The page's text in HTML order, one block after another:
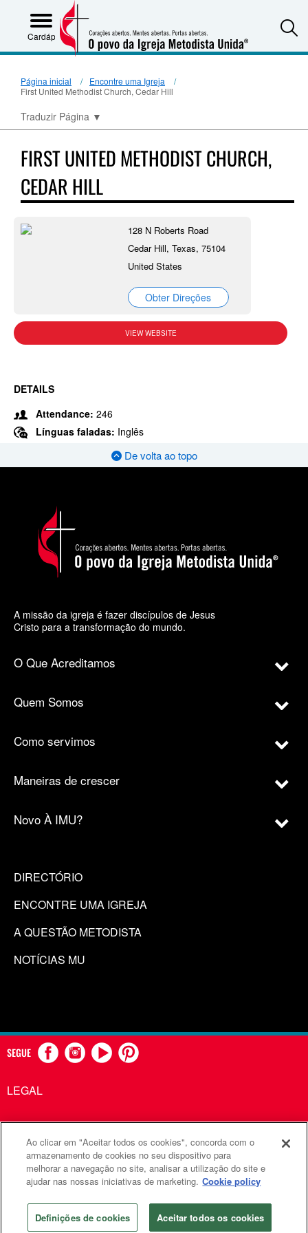
Cardápio
Página inicial
Encontre uma Igreja
First United Methodist Church, Cedar Hill
Traduzir Página ▼
FIRST UNITED METHODIST CHURCH,
CEDAR HILL
128 N Roberts Road
Cedar Hill, Texas, 75104
United States
Obter Direções
VIEW WEBSITE
DETAILS
Attendance: 246
Línguas faladas: Inglês
De volta ao topo
A missão da igreja é fazer discípulos de Jesus
Cristo para a transformação do mundo.
O Que Acreditamos
Quem Somos
Como servimos
Maneiras de crescer
Novo À IMU?
DIRECTÓRIO
ENCONTRE UMA IGREJA
A QUESTÃO METODISTA
NOTÍCIAS MU
SEGUE
LEGAL
Comunicações Metodistas Unidas é uma agência da Igreja
Metodista Unida
©2026 Comunicações Metodistas Unidas. Todos os direitos
reservados
Ao clicar em "Aceitar todos os cookies", concorda com o
armazenamento de cookies no seu dispositivo para
melhorar a navegação no site, analisar a utilização do site e
ajudar nas nossas iniciativas de marketing. Cookie policy
Definições de cookies Aceitar todos os cookies